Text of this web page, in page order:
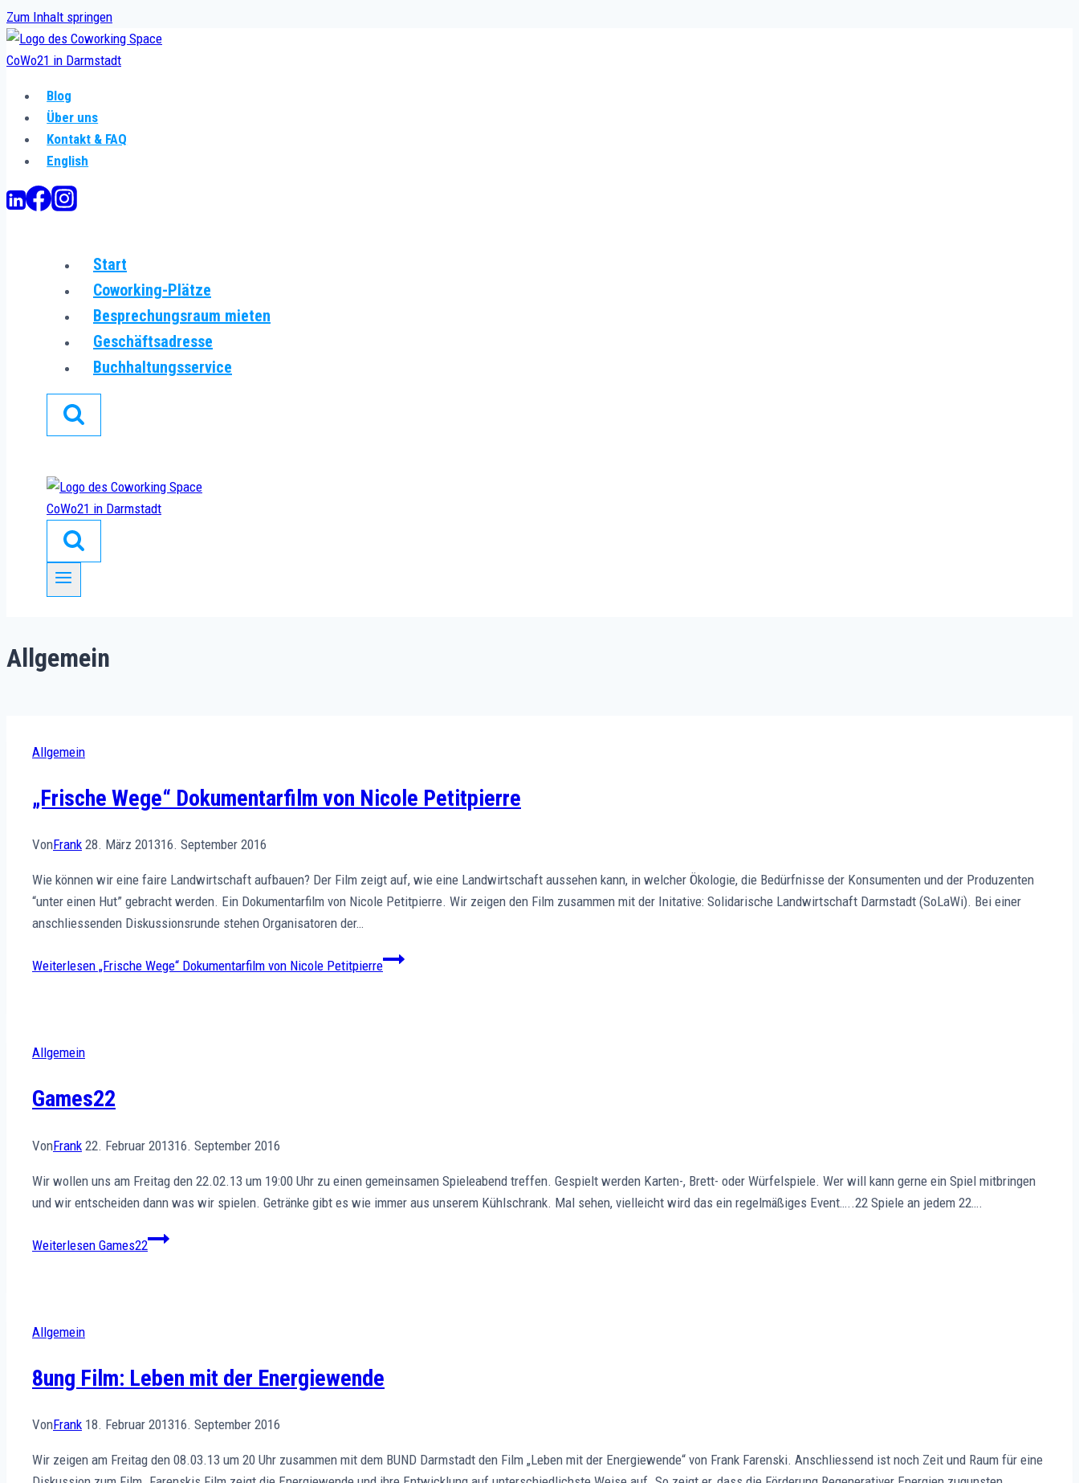
Zum Inhalt springen
Blog
Über uns
Kontakt & FAQ
English
Start
Coworking-Plätze
Besprechungsraum mieten
Geschäftsadresse
Buchhaltungsservice
Allgemein
Allgemein
„Frische Wege“ Dokumentarfilm von Nicole Petitpierre
VonFrank 28. März 201316. September 2016
Wie können wir eine faire Landwirtschaft aufbauen? Der Film zeigt auf, wie eine Landwirtschaft aussehen kann, in welcher Ökologie, die Bedürfnisse der Konsumenten und der Produzenten
“unter einen Hut” gebracht werden. Ein Dokumentarfilm von Nicole Petitpierre. Wir zeigen den Film zusammen mit der Initative: Solidarische Landwirtschaft Darmstadt (SoLaWi). Bei einer
anschliessenden Diskussionsrunde stehen Organisatoren der…
Weiterlesen „Frische Wege“ Dokumentarfilm von Nicole Petitpierre
Allgemein
Games22
VonFrank 22. Februar 201316. September 2016
Wir wollen uns am Freitag den 22.02.13 um 19:00 Uhr zu einen gemeinsamen Spieleabend treffen. Gespielt werden Karten-, Brett- oder Würfelspiele. Wer will kann gerne ein Spiel mitbringen
und wir entscheiden dann was wir spielen. Getränke gibt es wie immer aus unserem Kühlschrank. Mal sehen, vielleicht wird das ein regelmäßiges Event…..22 Spiele an jedem 22….
Weiterlesen Games22
Allgemein
8ung Film: Leben mit der Energiewende
VonFrank 18. Februar 201316. September 2016
Wir zeigen am Freitag den 08.03.13 um 20 Uhr zusammen mit dem BUND Darmstadt den Film „Leben mit der Energiewende“ von Frank Farenski. Anschliessend ist noch Zeit und Raum für eine